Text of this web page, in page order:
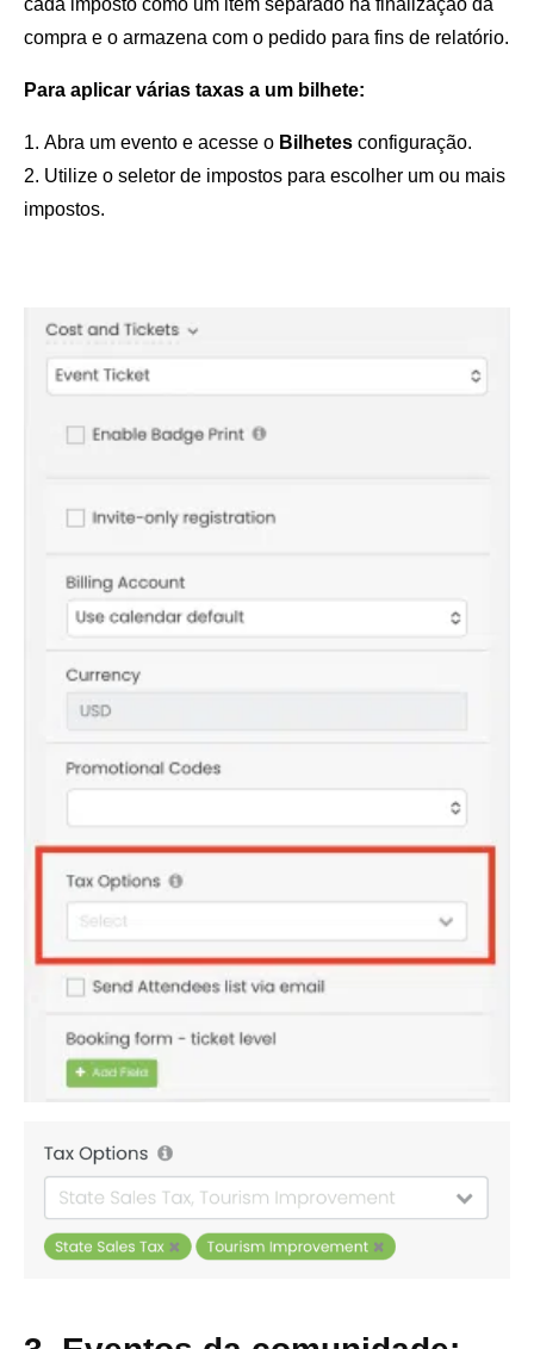
compra e o armazena com o pedido para fins de relatório.
Para aplicar várias taxas a um bilhete:
Abra um evento e acesse o Bilhetes configuração.
Utilize o seletor de impostos para escolher um ou mais
impostos.